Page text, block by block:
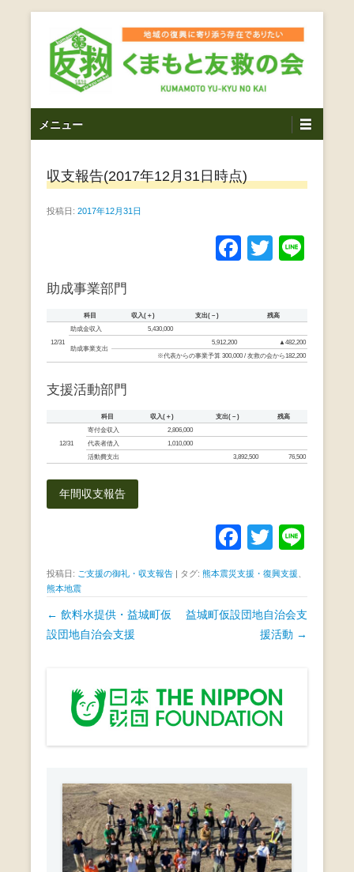
ス
くまもと友救の会｜地域
の復興に寄り添う存在で
ありたい｜熊本県上益城
郡益城町｜災害ボランテ
し代表松岡亮太を中心に、熊本地震発生直後から被災者の
復興・生活再建を目的に活動しているボランティア団体で
イ
メニュー
収支報告(2017年12月31日時点)
投稿日: 2017年12月31日
F
e
b
k
T
er
助成事業部門
科目 収入(＋) 支出(－) 残高
12/31
助成金収入 5,430,000
助成事業支出
5,912,200
▲482,200
※代表からの事業予算 300,000 / 友救の会から182,200
支援活動部門
科目 収入(＋) 支出(－) 残高
12/31
寄付金収入
2,806,000
代表者借入
1,010,000
活動費支出
3,892,500 76,500
年間収支報告
F
a
c
e
b
o
k
T
wi
tt
er
投稿日: ご支援の御礼・収支報告 | タグ: 熊本震災支援・復興支援
熊本地震
投
稿
← 飲料水提供・益城町仮
設団地自治会支援
益城町仮設団地自治会支
援活動 →